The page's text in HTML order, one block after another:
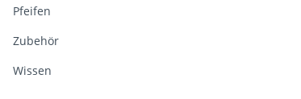
Pfeifen
Zubehör
Wissen